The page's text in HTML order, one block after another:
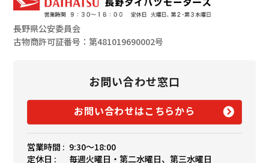
長野県公安委員会
古物商許可証番号：第481019690002号
お問い合わせ窓口
お問い合わせはこちらから
営業時間 : 9:30〜18:00
定休日 :
毎週火曜日・第二水曜日、第三水曜日